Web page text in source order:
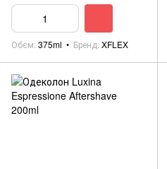
Обєм 375ml Бренд XFLEX